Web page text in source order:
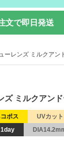
文で即日発送
ーレンズ ミルクアン
ミルクアン
ポス
UVカット
1day